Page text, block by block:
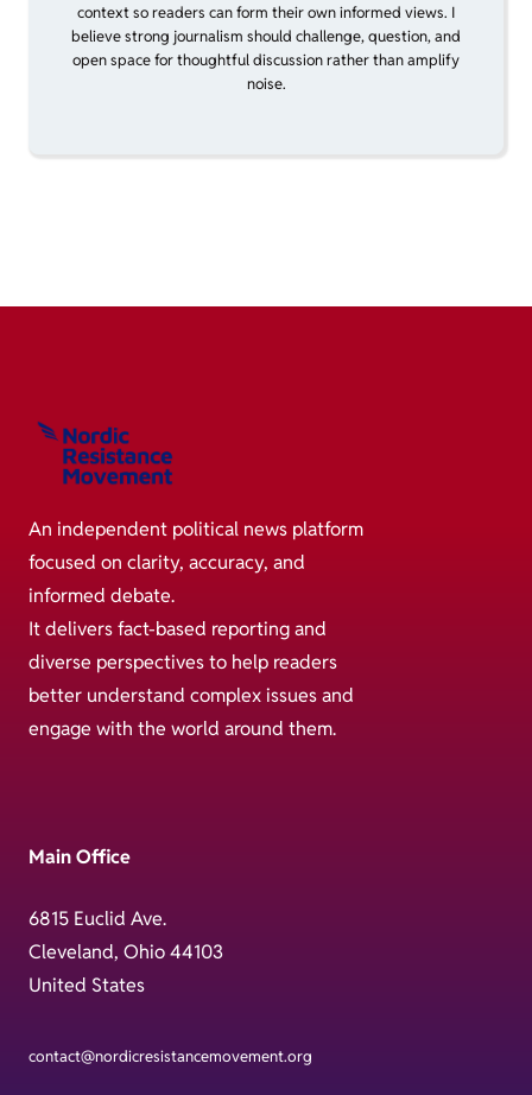
context so readers can form their own informed views. I
believe strong journalism should challenge, question, and
open space for thoughtful discussion rather than amplify
noise.
An independent political news platform
focused on clarity, accuracy, and
informed debate.
It delivers fact-based reporting and
diverse perspectives to help readers
better understand complex issues and
engage with the world around them.
Main Office
6815 Euclid Ave.
Cleveland, Ohio 44103
United States
contact@nordicresistancemovement.org